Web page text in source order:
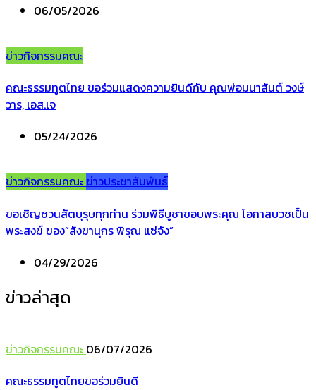
06/05/2026
ข่าวกิจกรรมคณะ
คณะธรรมทูตไทย ขอร่วมแสดงความยินดีกับ คุณพ่อมนาสันต์ วงษ์
วาร, เอส.เจ
05/24/2026
ข่าวกิจกรรมคณะ ข่าวประชาสัมพันธ์
ขอเชิญชวนสัตบุรุษทุกท่าน ร่วมพิธีบูชาขอบพระคุณ โอกาสบวชเป็น
พระสงฆ์ ของ”สังฆานุกร พิรุณ แซ่จัง”
04/29/2026
ข่าวล่าสุด
ข่าวกิจกรรมคณะ 06/07/2026
คณะธรรมทูตไทยขอร่วมยินดี